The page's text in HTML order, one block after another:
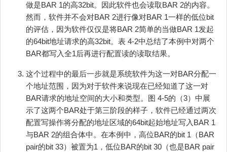
做是BAR 1的高32bit。因此软件也会读取BAR 2的内容。
然而，软件并不会对BAR 2进行像对BAR 1一样的低位bit
的评估，因为软件仅仅是将BAR 2简单的当做BAR 1发起
的64bit地址请求的高32bit。表 4‑2中总结了本例中对两个
BAR都写入全1后再进行配置读的读取结果。
这个过程中的最后一步就是系统软件为这一对BAR分配一
个地址范围，因为对于软件来说现在已经知道了这一对
BAR请求的地址空间的大小和类型。图 4‑5的（3）中展
示了这两个BAR处于第三阶段的样子，软件已经通过两次
配置写操作将分配的地址区域的64bit起始地址写入BAR 1
与BAR 2的组合体中。在本例中，高位BAR的bit 1（BAR
pair的bit 33）被置为1，低位BAR的bit 30（也是BAR pair